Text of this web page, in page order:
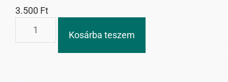
3.500 Ft
Kosárba teszem